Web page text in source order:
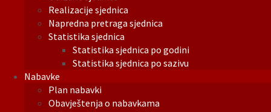
Realizacije sjednica
Napredna pretraga sjednica
Statistika sjednica
Statistika sjednica po godini
Statistika sjednica po sazivu
Nabavke
Plan nabavki
Obavještenja o nabavkama